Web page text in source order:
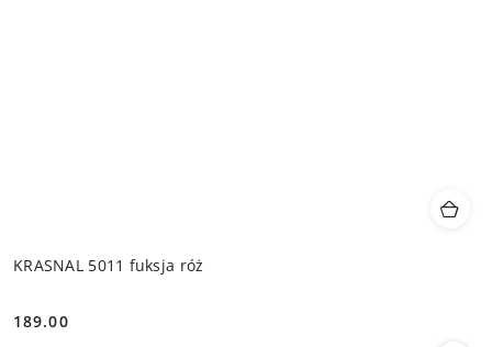
KRASNAL 5011 fuksja róż
Cena:
189.00